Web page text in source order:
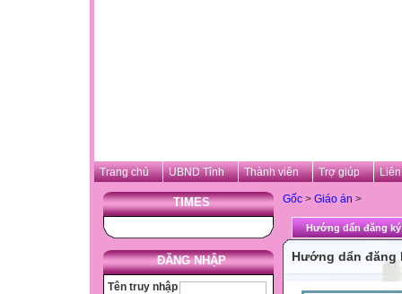
Trang chủ UBND Tỉnh Thành viên Trợ giúp
TIMES
ĐĂNG NHẬP
Tên truy nhập
Gốc > Giáo án >
Hướng dẩn đăng
Hướng dẩn đăng